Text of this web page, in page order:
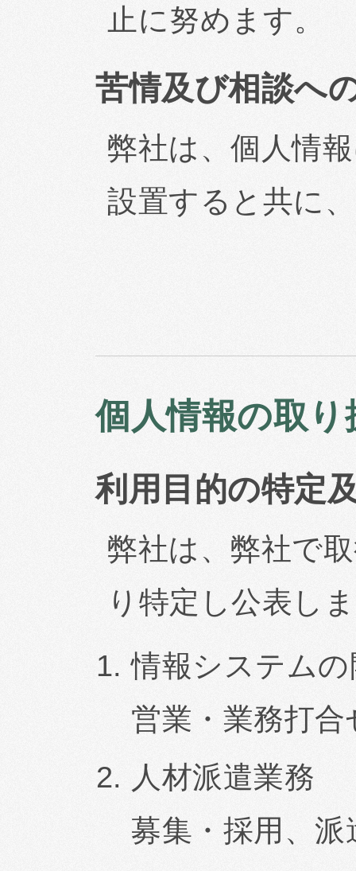
止に努めます。
苦情及び相談へ
弊社は、個人情
設置すると共に
個人情報の取
利用目的の特定
弊社は、弊社で
り特定し公表し
情報システム
営業・業務打
人材派遣業務
募集・採用、派